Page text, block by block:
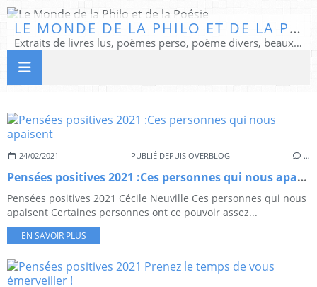
LE MONDE DE LA PHILO ET DE LA POÉSIE
Extraits de livres lus, poèmes perso, poème divers, beaux textes...
24/02/2021 PUBLIÉ DEPUIS OVERBLOG …
Pensées positives 2021 :Ces personnes qui nous apaisent
Pensées positives 2021 Cécile Neuville Ces personnes qui nous
apaisent Certaines personnes ont ce pouvoir assez...
EN SAVOIR PLUS